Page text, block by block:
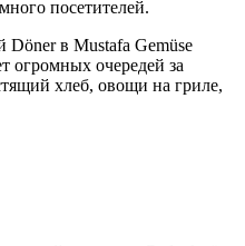
посетителей.
Döner в Mustafa Gemüse
огромных очередей за
хлеб, овощи на гриле,